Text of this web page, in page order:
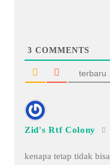
3 COMMENTS
terbaru
Zid's Rtf Colony
kenapa tetap tidak bisa